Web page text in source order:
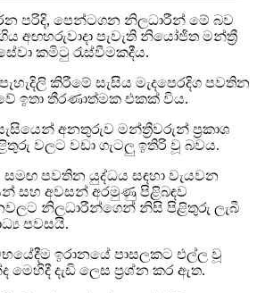
පරිදි, පෙන්ටගන නිලධාරීන් මේ බව
අඟහරුවාදා පැවැති නියෝජිත මන්ත්‍රී
කමිටු රැස්වීමකදීය.
කිරීමේ සැසිය මැදපෙරදිග පවතින
ඉතා තීරණාත්මක එකක් විය.
අනතුරුව මන්ත්‍රීවරුන් ප්‍රකාශ
වලට වඩා ගැටලු ඉතිරි වූ බවය.
පවතින යුද්ධය සඳහා වැයවන
සහ අවසන් අරමුණු පිළිබඳව
නිලධාරීන්ගෙන් නිසි පිළිතුරු ලැබී
පවසයි.
ඉරානයේ පාසලකට එල්ල වූ
මෙහිදී දැඩි ලෙස ප්‍රශ්න කර ඇත.